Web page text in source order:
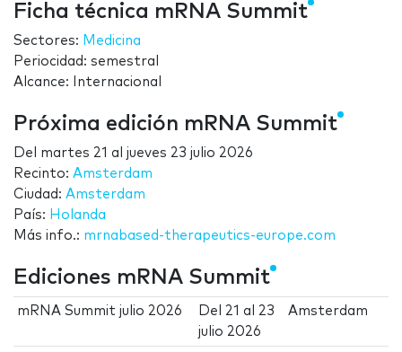
Ficha técnica mRNA Summit
Sectores: Medicina
Periocidad: semestral
Alcance: Internacional
Próxima edición mRNA Summit
Del martes 21 al jueves 23 julio 2026
Recinto: Amsterdam
Ciudad: Amsterdam
País: Holanda
Más info.: mrnabased-therapeutics-europe.com
Ediciones mRNA Summit
mRNA Summit julio 2026 Del 21 al 23
julio 2026
Amsterdam